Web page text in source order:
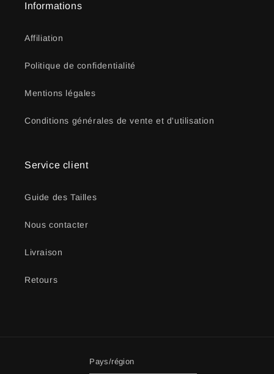
Informations
Affiliation
Politique de confidentialité
Mentions légales
Conditions générales de vente et d'utilisation
Service client
Guide des Tailles
Nous contacter
Livraison
Retours
Pays/région